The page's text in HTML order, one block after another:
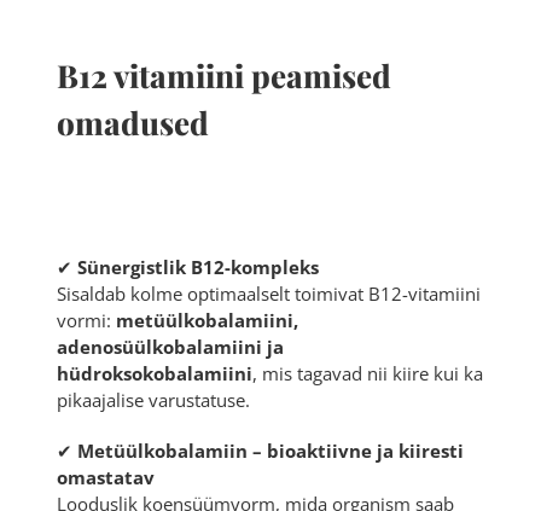
B12 vitamiini peamised
omadused
✔ Sünergistlik B12-kompleks
Sisaldab kolme optimaalselt toimivat B12-vitamiini
vormi: metüülkobalamiini,
adenosüülkobalamiini ja
hüdroksokobalamiini, mis tagavad nii kiire kui ka
pikaajalise varustatuse.
✔ Metüülkobalamiin – bioaktiivne ja kiiresti
omastatav
Looduslik koensüümvorm, mida organism saab